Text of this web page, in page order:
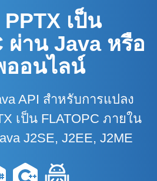
เป็น
ผ่าน Java หรือ
ออนไลน์
API สำหรับการแปลง
เป็น FLATOPC ภายใน
J2SE, J2EE, J2ME